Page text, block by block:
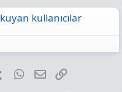
Soğutma
RGB Siyah
kullanıcılar
Tumblr WhatsApp
E-posta